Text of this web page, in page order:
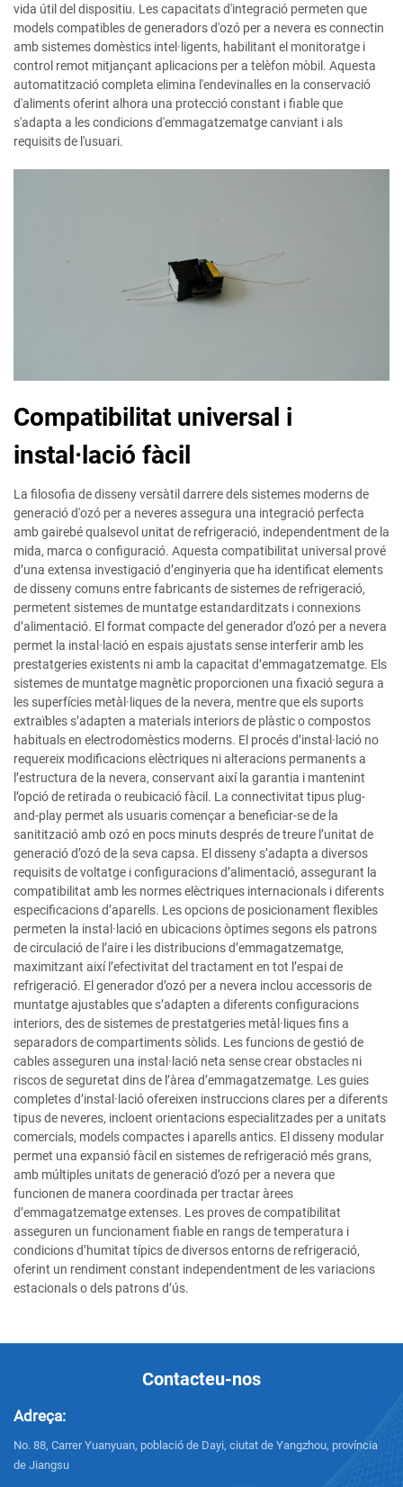
vida útil del dispositiu. Les capacitats d'integració permeten que
models compatibles de generadors d'ozó per a nevera es connectin
amb sistemes domèstics intel·ligents, habilitant el monitoratge i
control remot mitjançant aplicacions per a telèfon mòbil. Aquesta
automatització completa elimina l'endevinalles en la conservació
d'aliments oferint alhora una protecció constant i fiable que
s'adapta a les condicions d'emmagatzematge canviant i als
requisits de l'usuari.
Compatibilitat universal i
instal·lació fàcil
La filosofia de disseny versàtil darrere dels sistemes moderns de
generació d'ozó per a neveres assegura una integració perfecta
amb gairebé qualsevol unitat de refrigeració, independentment de la
mida, marca o configuració. Aquesta compatibilitat universal prové
d’una extensa investigació d’enginyeria que ha identificat elements
de disseny comuns entre fabricants de sistemes de refrigeració,
permetent sistemes de muntatge estandarditzats i connexions
d’alimentació. El format compacte del generador d’ozó per a nevera
permet la instal·lació en espais ajustats sense interferir amb les
prestatgeries existents ni amb la capacitat d’emmagatzematge. Els
sistemes de muntatge magnètic proporcionen una fixació segura a
les superfícies metàl·liques de la nevera, mentre que els suports
extraïbles s’adapten a materials interiors de plàstic o compostos
habituals en electrodomèstics moderns. El procés d’instal·lació no
requereix modificacions elèctriques ni alteracions permanents a
l’estructura de la nevera, conservant així la garantia i mantenint
l’opció de retirada o reubicació fàcil. La connectivitat tipus plug-
and-play permet als usuaris començar a beneficiar-se de la
sanitització amb ozó en pocs minuts després de treure l’unitat de
generació d’ozó de la seva capsa. El disseny s’adapta a diversos
requisits de voltatge i configuracions d’alimentació, assegurant la
compatibilitat amb les normes elèctriques internacionals i diferents
especificacions d’aparells. Les opcions de posicionament flexibles
permeten la instal·lació en ubicacions òptimes segons els patrons
de circulació de l’aire i les distribucions d’emmagatzematge,
maximitzant així l’efectivitat del tractament en tot l’espai de
refrigeració. El generador d’ozó per a nevera inclou accessoris de
muntatge ajustables que s’adapten a diferents configuracions
interiors, des de sistemes de prestatgeries metàl·liques fins a
separadors de compartiments sòlids. Les funcions de gestió de
cables asseguren una instal·lació neta sense crear obstacles ni
riscos de seguretat dins de l’àrea d’emmagatzematge. Les guies
completes d’instal·lació ofereixen instruccions clares per a diferents
tipus de neveres, incloent orientacions especialitzades per a unitats
comercials, models compactes i aparells antics. El disseny modular
permet una expansió fàcil en sistemes de refrigeració més grans,
amb múltiples unitats de generació d’ozó per a nevera que
funcionen de manera coordinada per tractar àrees
d’emmagatzematge extenses. Les proves de compatibilitat
asseguren un funcionament fiable en rangs de temperatura i
condicions d’humitat típics de diversos entorns de refrigeració,
oferint un rendiment constant independentment de les variacions
estacionals o dels patrons d’ús.
Contacteu-nos
Adreça:
No. 88, Carrer Yuanyuan, població de Dayi, ciutat de Yangzhou, província
de Jiangsu